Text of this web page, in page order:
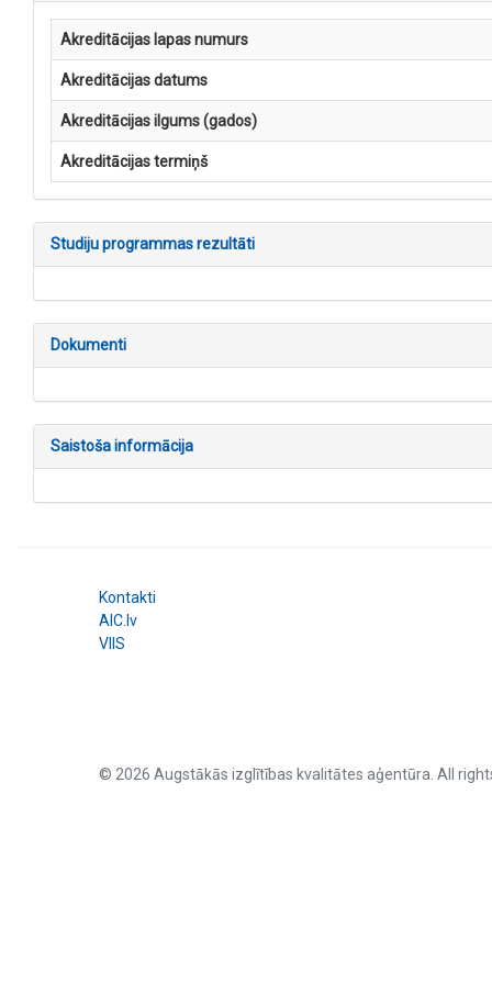
Akreditācijas lapas numurs
Akreditācijas datums
Akreditācijas ilgums (gados)
Akreditācijas termiņš
Studiju programmas rezultāti
Dokumenti
Saistoša informācija
Kontakti
AIC.lv
VIIS
© 2026 Augstākās izglītības kvalitātes aģentūra. All